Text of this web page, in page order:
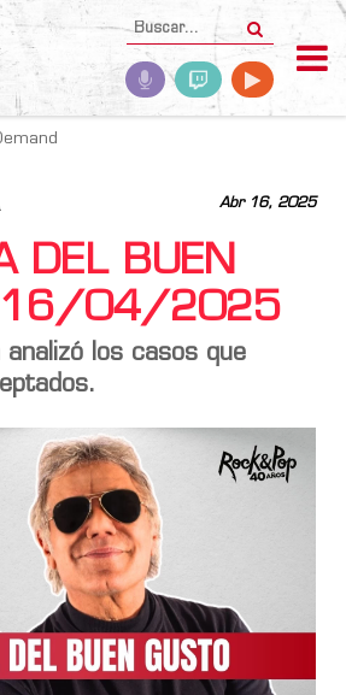
Abr 16, 2025
DEL BUEN
16/04/2025
los casos que